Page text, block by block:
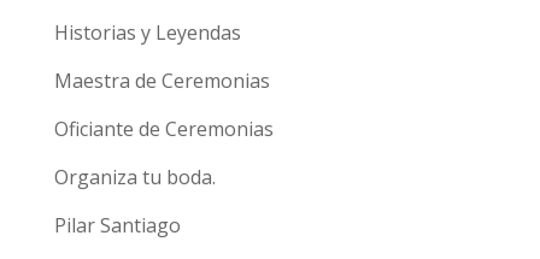
Historias y Leyendas
Maestra de Ceremonias
Oficiante de Ceremonias
Organiza tu boda.
Pilar Santiago